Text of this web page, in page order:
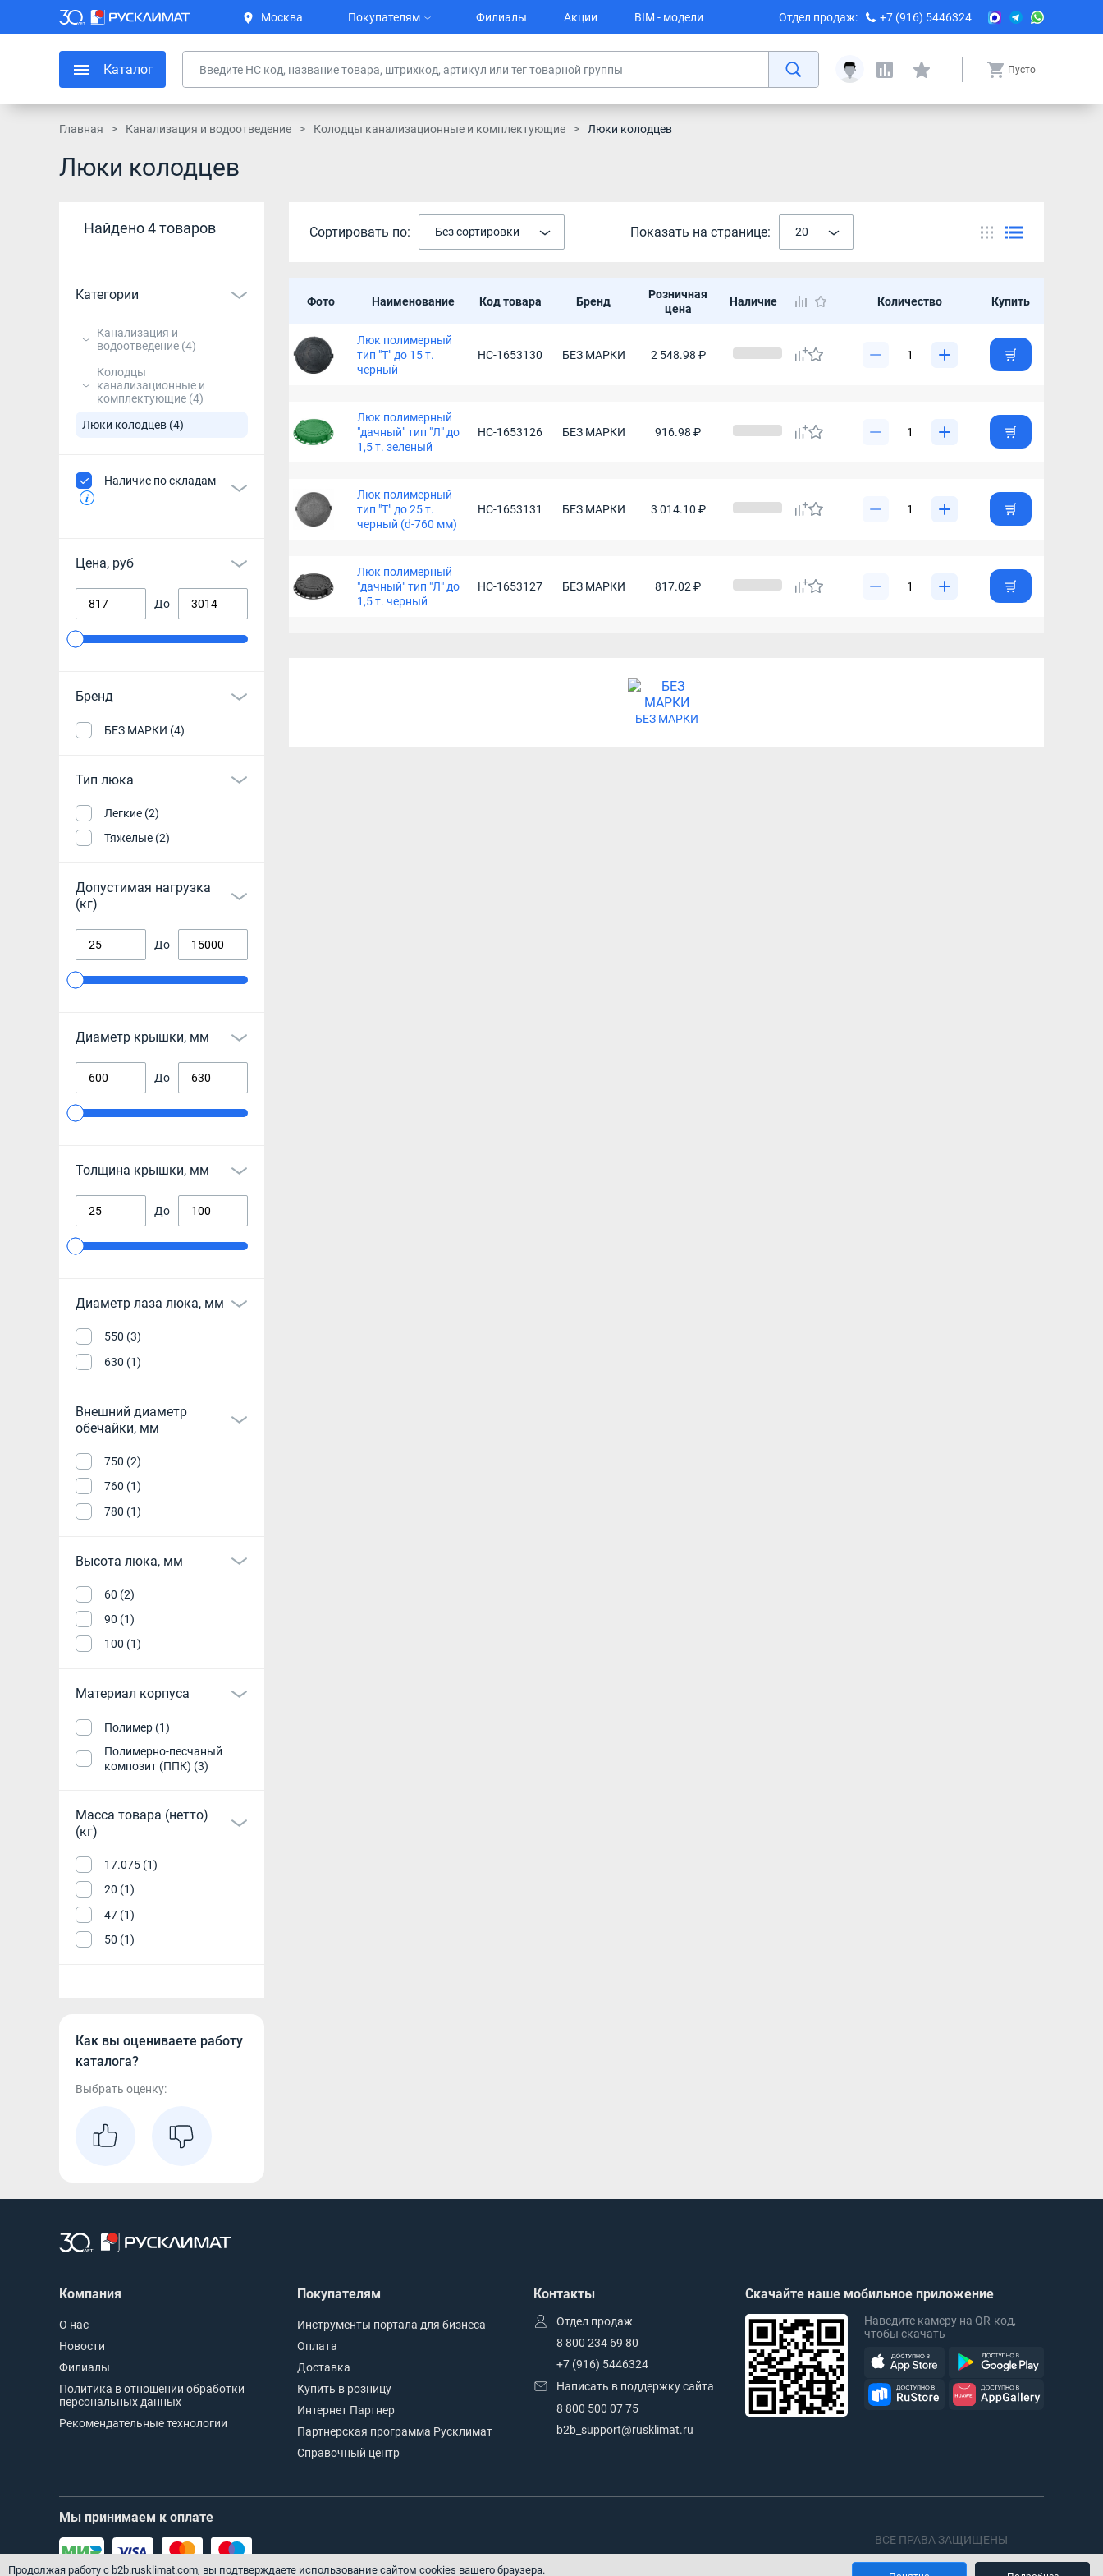
Москва Покупателям Филиалы Акции BIM - модели Отдел продаж: +7 (916) 5446324
Каталог Пусто
Главная Канализация и водоотведение Колодцы канализационные и комплектующие Люки колодцев
Люки колодцев
Найдено 4 товаров
Категории
Канализация и
водоотведение (4)
Колодцы
канализационные и
комплектующие (4)
Люки колодцев (4)
Наличие по складам
Цена, руб
До
Бренд
БЕЗ МАРКИ (4)
Тип люка
Легкие (2)
Тяжелые (2)
Допустимая нагрузка
(кг)
До
Диаметр крышки, мм
До
Толщина крышки, мм
До
Диаметр лаза люка, мм
550 (3)
630 (1)
Внешний диаметр
обечайки, мм
750 (2)
760 (1)
780 (1)
Высота люка, мм
60 (2)
90 (1)
100 (1)
Материал корпуса
Полимер (1)
Полимерно-песчаный
композит (ППК) (3)
Масса товара (нетто)
(кг)
17.075 (1)
20 (1)
47 (1)
50 (1)
Как вы оцениваете работу
каталога?
Выбрать оценку:
Сортировать по: Без сортировки Показать на странице: 20
Фото Наименование Код товара Бренд
Розничная
цена
Наличие Количество Купить
Люк полимерный
тип "Т" до 15 т.
черный
НС-1653130 БЕЗ МАРКИ 2 548.98 ₽
Люк полимерный
"дачный" тип "Л" до
1,5 т. зеленый
НС-1653126 БЕЗ МАРКИ 916.98 ₽
Люк полимерный
тип "Т" до 25 т.
черный (d-760 мм)
НС-1653131 БЕЗ МАРКИ 3 014.10 ₽
Люк полимерный
"дачный" тип "Л" до
1,5 т. черный
НС-1653127 БЕЗ МАРКИ 817.02 ₽
БЕЗ МАРКИ
Компания
О нас
Новости
Филиалы
Политика в отношении обработки
персональных данных
Рекомендательные технологии
Покупателям
Инструменты портала для бизнеса
Оплата
Доставка
Купить в розницу
Интернет Партнер
Партнерская программа Русклимат
Справочный центр
Контакты
Отдел продаж
8 800 234 69 80
+7 (916) 5446324
Написать в поддержку сайта
8 800 500 07 75
b2b_support@rusklimat.ru
Скачайте наше мобильное приложение
Наведите камеру на QR-код,
чтобы скачать
Мы принимаем к оплате
ВСЕ ПРАВА ЗАЩИЩЕНЫ
© 1996–2026 ТПХ «Русклимат»
Продолжая работу с b2b.rusklimat.com, вы подтверждаете использование сайтом cookies вашего браузера.